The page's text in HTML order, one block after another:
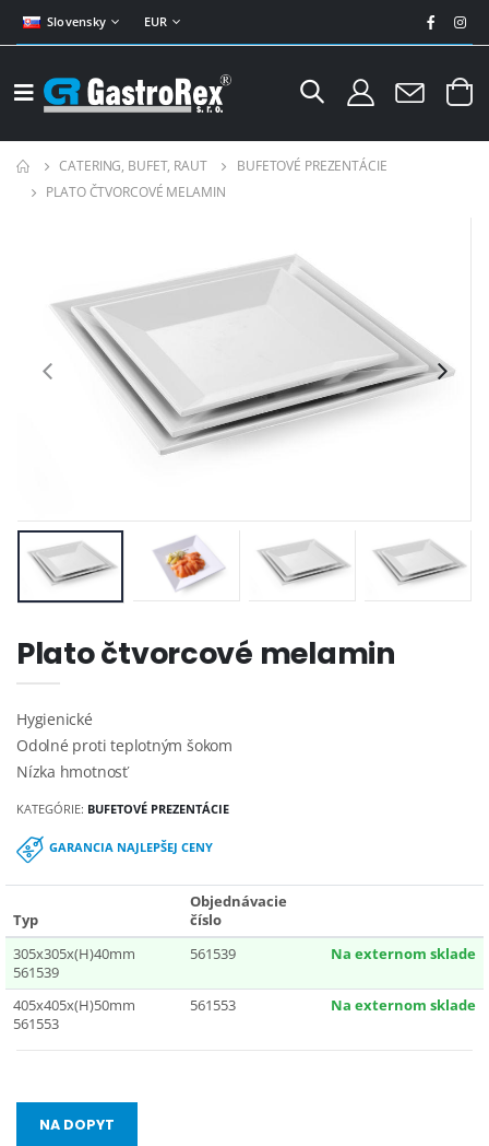
Slovensky EUR
CATERING, BUFET, RAUT
BUFETOVÉ PREZENTÁCIE
PLATO ČTVORCOVÉ MELAMIN
Plato čtvorcové melamin
Hygienické
Odolné proti teplotným šokom
Nízka hmotnosť
KATEGÓRIE: BUFETOVÉ PREZENTÁCIE
GARANCIA NAJLEPŠEJ CENY
Typ
Objednávacie
číslo
305x305x(H)40mm
561539
561539 Na externom sklade
405x405x(H)50mm
561553
561553 Na externom sklade
NA DOPYT